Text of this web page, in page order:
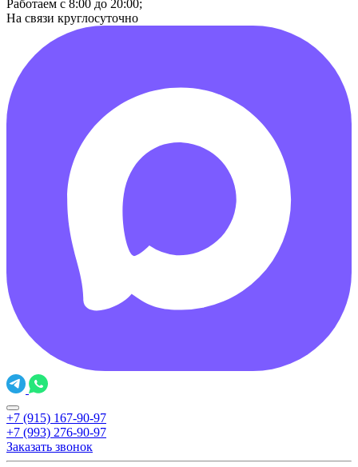
Работаем с 8:00 до 20:00;
На связи круглосуточно
+7 (915) 167-90-97
+7 (993) 276-90-97
Заказать звонок